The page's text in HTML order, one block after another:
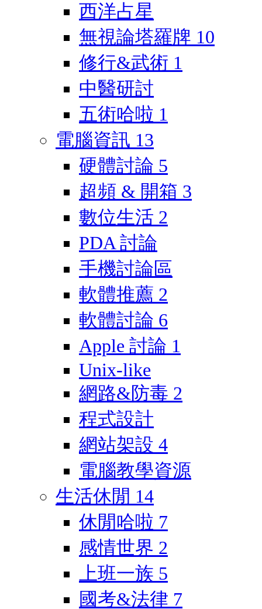
西洋占星
無視論塔羅牌 10
修行&武術 1
中醫研討
五術哈啦 1
電腦資訊 13
硬體討論 5
超頻 & 開箱 3
數位生活 2
PDA 討論
手機討論區
軟體推薦 2
軟體討論 6
Apple 討論 1
Unix-like
網路&防毒 2
程式設計
網站架設 4
電腦教學資源
生活休閒 14
休閒哈啦 7
感情世界 2
上班一族 5
國考&法律 7